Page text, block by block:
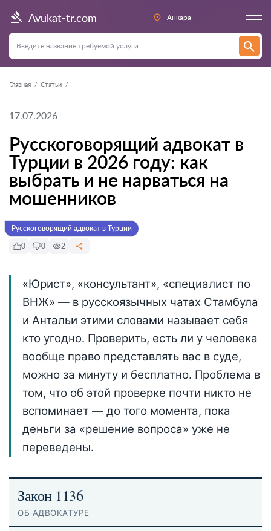
Avukat-tr.com Анкара
Главная Статьи
17.07.2026
Русскоговорящий адвокат в
Турции в 2026 году: как
выбрать и не нарваться на
мошенников
Русскоговорящий адвокат в Турции
0
0 2
«Юрист», «консультант», «специалист по
ВНЖ» — в русскоязычных чатах Стамбула
и Антальи этими словами называет себя
кто угодно. Проверить, есть ли у человека
вообще право представлять вас в суде,
можно за минуту и бесплатно. Проблема в
том, что об этой проверке почти никто не
вспоминает — до того момента, пока
деньги за «решение вопроса» уже не
переведены.
Закон 1136
ОБ АДВОКАТУРЕ